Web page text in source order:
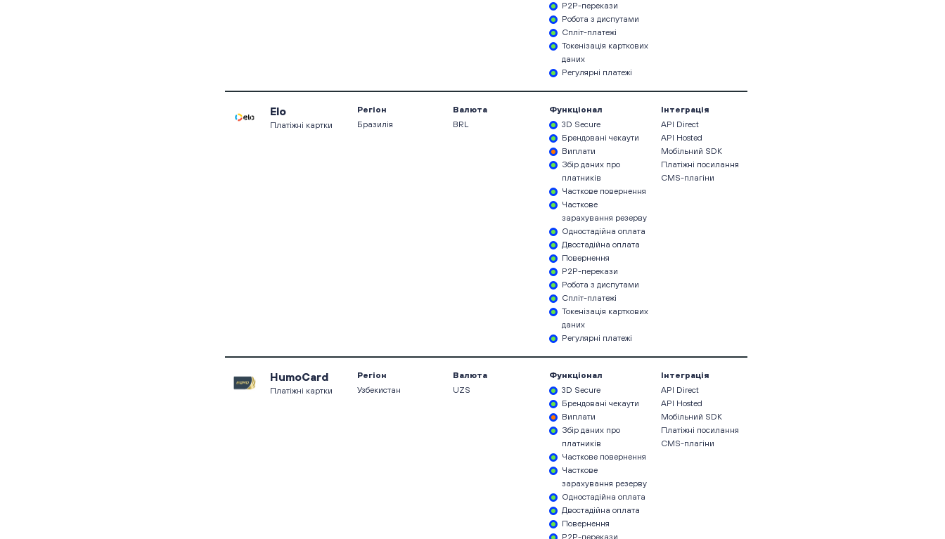
P2P-перекази
Робота з диспутами
Спліт-платежі
Токенізація карткових
даних
Регулярні платежі
Elo
Платіжні картки
Регіон
Бразилія
Валюта
BRL
Функціонал
3D Secure
Брендовані чекаути
Виплати
Збір даних про
платників
Часткове повернення
Часткове
зарахування резерву
Одностадійна оплата
Двостадійна оплата
Повернення
P2P-перекази
Робота з диспутами
Спліт-платежі
Токенізація карткових
даних
Регулярні платежі
Інтеграція
API Direct
API Hosted
Мобільний SDK
Платіжні посилання
CMS-плагіни
HumoCard
Платіжні картки
Регіон
Узбекистан
Валюта
UZS
Функціонал
3D Secure
Брендовані чекаути
Виплати
Збір даних про
платників
Часткове повернення
Часткове
зарахування резерву
Одностадійна оплата
Двостадійна оплата
Повернення
P2P-перекази
Інтеграція
API Direct
API Hosted
Мобільний SDK
Платіжні посилання
CMS-плагіни